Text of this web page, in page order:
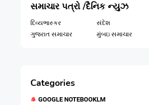
સમાચાર પત્રો /દૈનિક ન્યુઝ
દિવ્યભાસ્કર
સંદેશ
ગુજરાત સમાચાર
મુંબઇ સમાચાર
Categories
GOOGLE NOTEBOOKLM